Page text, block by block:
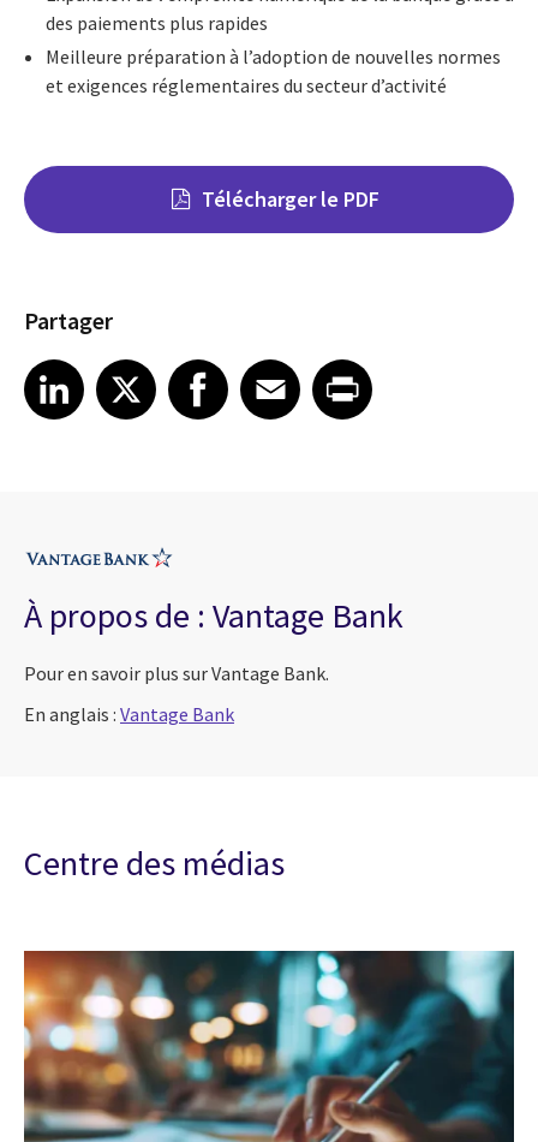
des paiements plus rapides
Meilleure préparation à l’adoption de nouvelles normes
et exigences réglementaires du secteur d’activité
Télécharger le PDF
Partager
Share on LinkedIn
LinkedIn
Share on X Share on FacebookFacebook
Share on EmailEmailShare on Print
À propos de : Vantage Bank
Pour en savoir plus sur Vantage Bank.
En anglais : Vantage Bank
Centre des médias